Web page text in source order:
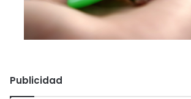
Publicidad